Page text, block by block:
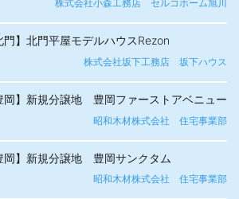
株式会社小森工務店 セルコホーム旭川
門】北門平屋モデルハウスRezon
株式会社坂下工務店 坂下ハウス
岡】新規分譲地 豊岡ファーストアベニュー
昭和木材株式会社 住宅事業部
岡】新規分譲地 豊岡サンクタム
昭和木材株式会社 住宅事業部